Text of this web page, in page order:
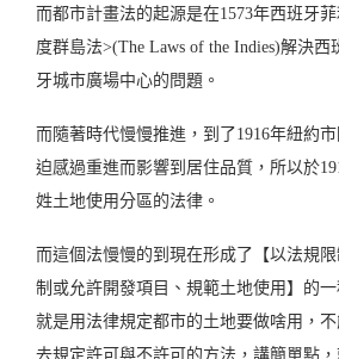
而都市計畫法的起源是在1573年西班牙
度群島法>(The Laws of the Indies)解決
牙城市廣場中心的問題。
而隨著時代慢慢推進，到了1916年紐約
迫感過重進而影響到居住品質，所以於
姓土地使用分區的法律。
而這個法慢慢的到現在形成了【以法規
制或允許開發項目、規範土地使用】的一
就是用法律規定都市的土地要做啥用，不
去規定許可與不許可的方法，講簡單點